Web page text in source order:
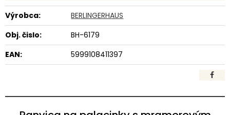
Výrobca:
BERLINGERHAUS
Obj. čislo:
BH-6179
EAN:
5999108411397